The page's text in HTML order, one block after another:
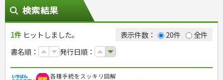
スポーツ
スポーツルール
ゴルフ
トレーニング
ジュニアスポーツ
その他スポーツ
自然・アウトドア・ペット
犬・猫
ペット・飼育
園芸・野菜づくり
雑学
ナンプレ
囲碁・将棋・麻雀
ゲーム・マジック
家相・風水・占い
カルチャー・芸術・趣味
鉄道・車・自転車
音楽・楽器
趣味・鑑賞・カメラ
辞典・語学
辞典
語学・旅行会話
運転免許
原付・二輪
生活・暮らし
料理
料理・レシピ
おもてなし・ごちそう料理
各国料理
お弁当
健康メニュー・ダイエット
手芸・クラフト
編み物
ソーイング
クラフト
住まい・インテリア・暮らし
インテリア・ハウジング
収納・掃除・暮らし
美容・ファッション
ダイエット・エクササイズ
メイク・ネイル・ヘア
冠婚葬祭・手紙・ペン字
冠婚葬祭・スピーチ・マナー
妊娠・出産・育児
健康と保育
家庭医学・健康
ツボ・マッサージ
健康知識
看護・介護
介護一般
パネルシアター
児童一般
おりがみ・あやとり
学参・ドリル
就職活動
就職活動
検索結果
1件 ヒットしました。 表示件数： 20件
全件
書名順：
発行日順：
各種手続をスッキリ図解